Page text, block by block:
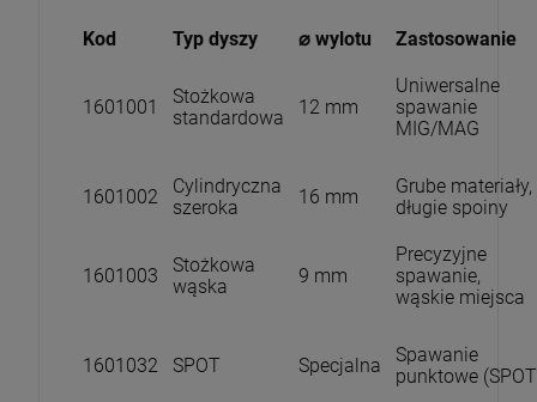
Kod Typ dyszy ⌀ wylotu Zastosowanie
1601001
Stożkowa
standardowa
12 mm
Uniwersalne
spawanie
MIG/MAG
1601002
Cylindryczna
szeroka
16 mm
Grube materiały,
długie spoiny
1601003
Stożkowa
wąska
9 mm
Precyzyjne
spawanie,
wąskie miejsca
1601032 SPOT Specjalna
Spawanie
punktowe